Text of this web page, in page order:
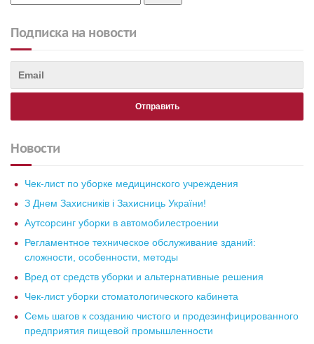
Подписка на новости
Новости
Чек-лист по уборке медицинского учреждения
З Днем Захисників і Захисниць України!
Аутсорсинг уборки в автомобилестроении
Регламентное техническое обслуживание зданий:
сложности, особенности, методы
Вред от средств уборки и альтернативные решения
Чек-лист уборки стоматологического кабинета
Семь шагов к созданию чистого и продезинфицированного
предприятия пищевой промышленности